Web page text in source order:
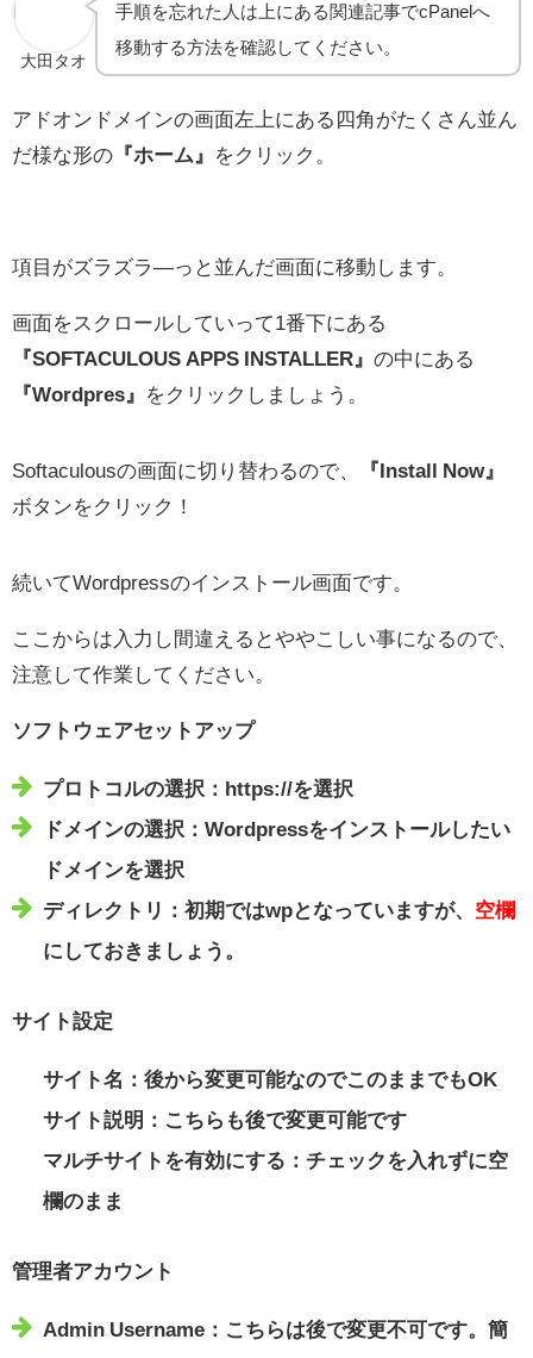
大田タオ
手順を忘れた人は上にある関連記事でcPanelへ
移動する方法を確認してください。
アドオンドメインの画面左上にある四角がたくさん並ん
だ様な形の 『ホーム』 をクリック。
項目がズラズラ―っと並んだ画面に移動します。
画面をスクロールしていって1番下にある
『SOFTACULOUS APPS INSTALLER』 の中にある
『Wordpres』
をクリックしましょう。
Softaculousの画面に切り替わるので、
『Install Now』
ボタンをクリック！
続いてWordpressのインストール画面です。
ここからは入力し間違えるとややこしい事になるので、
注意して作業してください。
ソフトウェアセットアップ
プロトコルの選択：https://を選択
ドメインの選択：Wordpressをインストールしたい
ドメインを選択
ディレクトリ：初期ではwpとなっていますが、 空欄
にしておきましょう。
サイト設定
サイト名：後から変更可能なのでこのままでもOK
サイト説明：こちらも後で変更可能です
マルチサイトを有効にする：チェックを入れずに空
欄のまま
管理者アカウント
Admin Username：こちらは後で変更不可です。簡